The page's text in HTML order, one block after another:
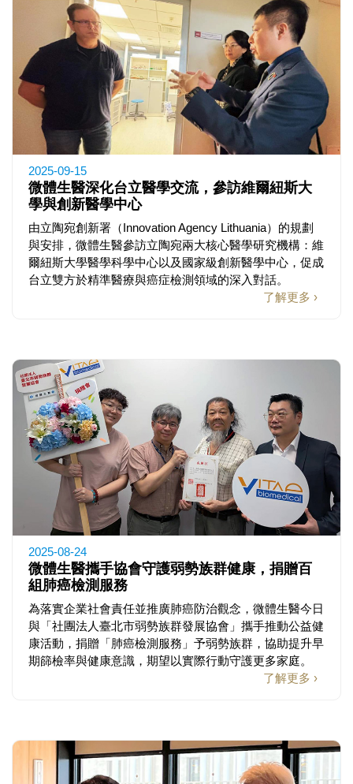
2025-09-15
微體生醫深化台立醫學交流，參訪維爾紐斯大
學與創新醫學中心
由立陶宛創新署（Innovation Agency Lithuania）的規劃
與安排，微體生醫參訪立陶宛兩大核心醫學研究機構：維
爾紐斯大學醫學科學中心以及國家級創新醫學中心，促成
台立雙方於精準醫療與癌症檢測領域的深入對話。
了解更多 ›
2025-08-24
微體生醫攜手協會守護弱勢族群健康，捐贈百
組肺癌檢測服務
為落實企業社會責任並推廣肺癌防治觀念，微體生醫今日
與「社團法人臺北市弱勢族群發展協會」攜手推動公益健
康活動，捐贈「肺癌檢測服務」予弱勢族群，協助提升早
期篩檢率與健康意識，期望以實際行動守護更多家庭。
了解更多 ›